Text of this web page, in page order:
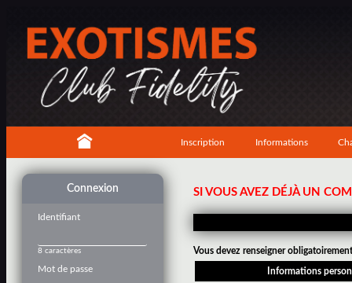
Inscription Informations
Connexion
Identifiant
8 caractères
Mot de passe
SI VOUS AVEZ DÉJÀ UN
Vous devez renseigner
Informations